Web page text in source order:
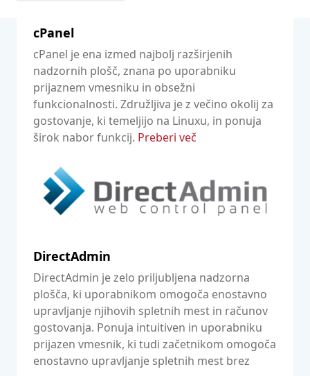
cPanel
cPanel je ena izmed najbolj razširjenih
nadzornih plošč, znana po uporabniku
prijaznem vmesniku in obsežni
funkcionalnosti. Združljiva je z večino okolij za
gostovanje, ki temeljijo na Linuxu, in ponuja
širok nabor funkcij. Preberi več
DirectAdmin
DirectAdmin je zelo priljubljena nadzorna
plošča, ki uporabnikom omogoča enostavno
upravljanje njihovih spletnih mest in računov
gostovanja. Ponuja intuitiven in uporabniku
prijazen vmesnik, ki tudi začetnikom omogoča
enostavno upravljanje spletnih mest brez